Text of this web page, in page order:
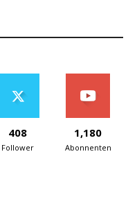
408
Follower
1,180
Abonnenten